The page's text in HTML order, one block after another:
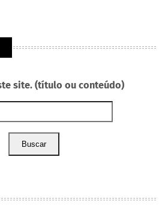
site. (título ou conteúdo)
Buscar